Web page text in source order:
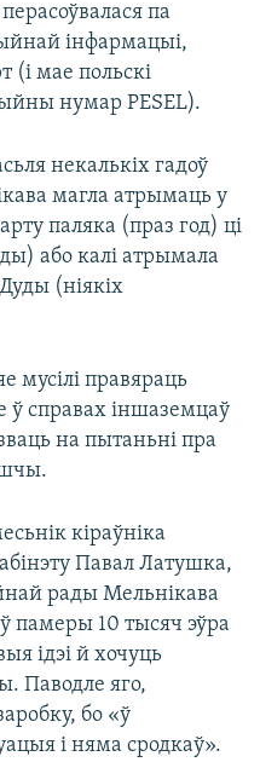
па
інфармацыі,
(і мае польскі
нумар PESEL).
некалькіх гадоў
магла атрымаць у
паляка (праз год) ці
або калі атрымала
(ніякіх
правяраць
ў справах іншаземцаў
на пытаньні пра
кіраўніка
Павал Латушка,
рады Мельнікава
памеры 10 тысяч эўра
ідэі й хочуць
Паводле яго,
бо «ў
і няма сродкаў».